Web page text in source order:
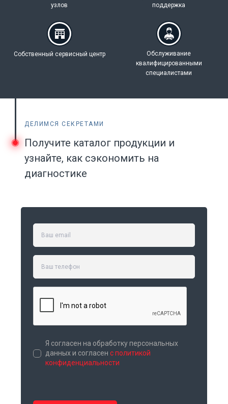
узлов
поддержка
Собственный сервисный центр
Обслуживание
квалифицированными
специалистами
ДЕЛИМСЯ СЕКРЕТАМИ
Получите каталог продукции и
узнайте, как сэкономить на
диагностике
Я согласен на обработку персональных
данных и согласен с политикой
конфиденциальности